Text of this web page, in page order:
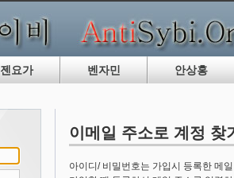
젠요가 벤자민 안상홍
이메일 주소로 계정 찾
아이디/ 비밀번호는 가입시 등록한 메